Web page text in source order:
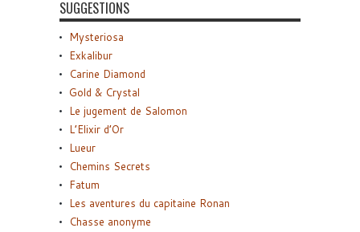
SUGGESTIONS
Mysteriosa
Exkalibur
Carine Diamond
Gold & Crystal
Le jugement de Salomon
L’Elixir d’Or
Lueur
Chemins Secrets
Fatum
Les aventures du capitaine Ronan
Chasse anonyme